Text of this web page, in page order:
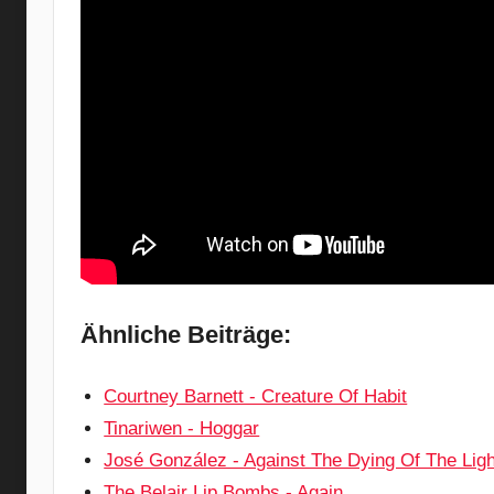
Ähnliche Beiträge:
Courtney Barnett - Creature Of Habit
Tinariwen - Hoggar
José González - Against The Dying Of The